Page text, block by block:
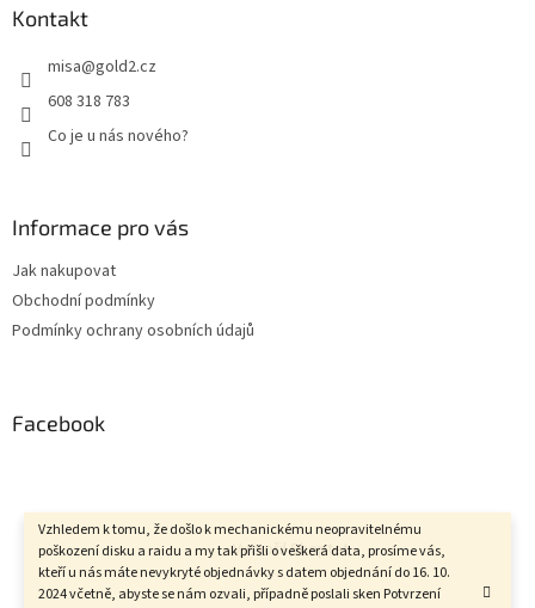
Vzhledem k tomu, že došlo k mechanickému neopravitelnému
poškození disku a raidu a my tak přišli o veškerá data, prosíme vás,
kteří u nás máte nevykryté objednávky s datem objednání do 16. 10.
2024 včetně, abyste se nám ozvali, případně poslali sken Potvrzení
Kontakt
misa@gold2.cz
608 318 783
Co je u nás nového?
Informace pro vás
Jak nakupovat
Obchodní podmínky
Podmínky ochrany osobních údajů
Facebook
Vytvořil Shoptet